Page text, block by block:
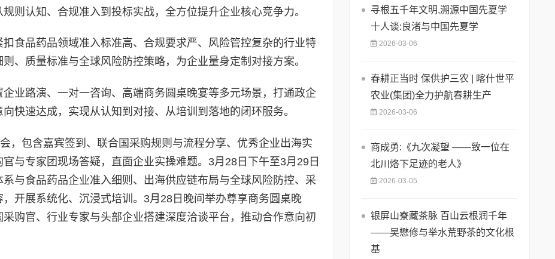
则认知、合规准入到投标实战，全方位提升企业核心竞争力。
食品药品领域准入标准高、合规要求严、风险管控复杂的行业特
、质量标准与全球风险防控策略，为企业量身定制对接方案。
业路演、一对一咨询、高端商务圆桌晚宴等多元场景，打通政企
快速达成，实现从认知到对接、从培训到落地的闭环服务。
，包含嘉宾签到、联合国采购规则与流程分享、优秀企业出海实
与专家团现场答疑，直面企业实操难题。3月28日下午至3月29日
与食品药品企业准入细则、出海供应链布局与全球风险防控、采
开展系统化、沉浸式培训。3月28日晚间举办尊享商务圆桌晚
购官、行业专家与头部企业搭建深度洽谈平台，推动合作意向初
寻根五千年文明,溯源中国先夏学
十人谈:良渚与中国先夏学
2026-03-06
春耕正当时 保供护三农 | 喀什世平
农业(集团)全力护航春耕生产
2026-03-06
商成勇:《九次凝望 ——致一位在
北川烙下足迹的老人》
2026-03-05
银屏山寮藏茶脉 百山云根润千年
——吴懋修与举水荒野茶的文化根
基